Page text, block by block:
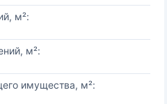
м²:
м²:
имущества, м²: